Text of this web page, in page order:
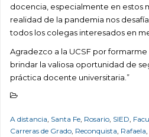
docencia, especialmente en estos
realidad de la pandemia nos
todos los colegas interesados en
Agradezco a la UCSF por
brindar la valiosa oportunidad de
práctica docente universitaria.”
A distancia Santa Fe Rosario SIED
Carreras de Grado Reconquista Rafaela